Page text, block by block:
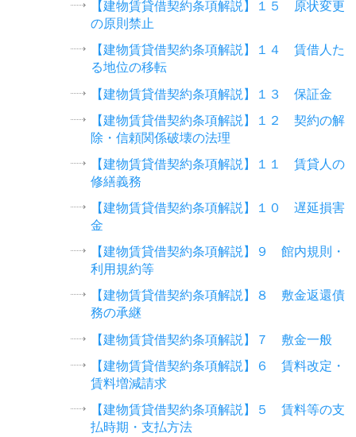
【建物賃貸借契約条項解説】１５ 原状変更
の原則禁止
【建物賃貸借契約条項解説】１４ 賃借人た
る地位の移転
【建物賃貸借契約条項解説】１３ 保証金
【建物賃貸借契約条項解説】１２ 契約の解
除・信頼関係破壊の法理
【建物賃貸借契約条項解説】１１ 賃貸人の
修繕義務
【建物賃貸借契約条項解説】１０ 遅延損害
金
【建物賃貸借契約条項解説】９ 館内規則・
利用規約等
【建物賃貸借契約条項解説】８ 敷金返還債
務の承継
【建物賃貸借契約条項解説】７ 敷金一般
【建物賃貸借契約条項解説】６ 賃料改定・
賃料増減請求
【建物賃貸借契約条項解説】５ 賃料等の支
払時期・支払方法